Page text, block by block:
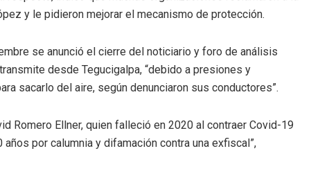
y le pidieron mejorar el mecanismo de protección.
se anunció el cierre del noticiario y foro de análisis
desde Tegucigalpa, “debido a presiones y
sacarlo del aire, según denunciaron sus conductores”.
Romero Ellner, quien falleció en 2020 al contraer Covid-19
por calumnia y difamación contra una exfiscal”,